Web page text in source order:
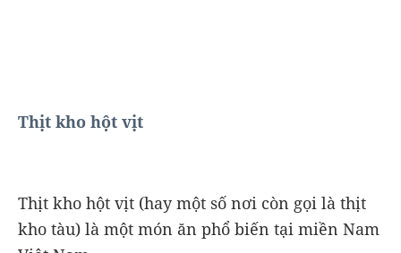
Thịt kho hột vịt
Thịt kho hột vịt (hay một số nơi còn gọi là thịt
kho tàu) là một món ăn phổ biến tại miền Nam